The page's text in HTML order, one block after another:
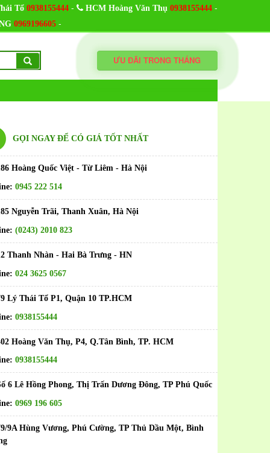
Tổ 0938155444- HCM Hoàng Văn Thụ 0938155444-
0969196605 -
ƯU ĐÃI TRONG THÁNG
GỌI NGAY ĐỂ CÓ GIÁ TỐT NHẤT
Hoàng Quốc Việt - Từ Liêm - Hà Nội
0945 222 514
Nguyễn Trãi, Thanh Xuân, Hà Nội
(0243) 2010 823
Thanh Nhàn - Hai Bà Trưng - HN
024 3625 0567
Lý Thái Tổ P1, Quận 10 TP.HCM
0938155444
Hoàng Văn Thụ, P4, Q.Tân Bình, TP. HCM
0938155444
6 Lê Hồng Phong, Thị Trấn Dương Đông, TP Phú Quốc
0969 196 605
9A Hùng Vương, Phú Cường, TP Thủ Dầu Một, Bình